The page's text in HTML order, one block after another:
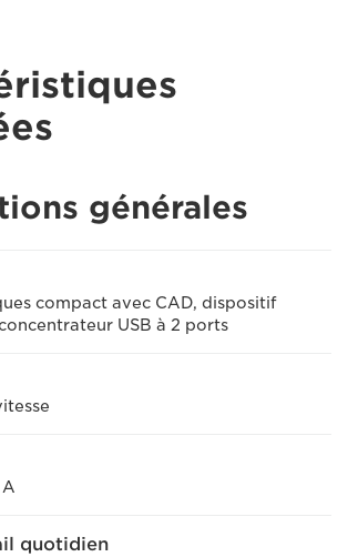
générales
compact avec CAD, dispositif
USB à 2 ports
quotidien